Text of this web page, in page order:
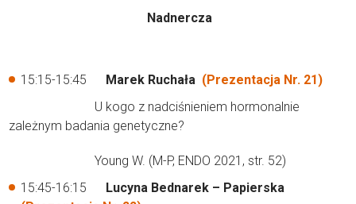
Nadnercza
15:15-15:45 Marek Ruchała (Prezentacja Nr. 21)
U kogo z nadciśnieniem hormonalnie
zależnym badania genetyczne?
Young W. (M-P, ENDO 2021, str. 52)
15:45-16:15 Lucyna Bednarek – Papierska